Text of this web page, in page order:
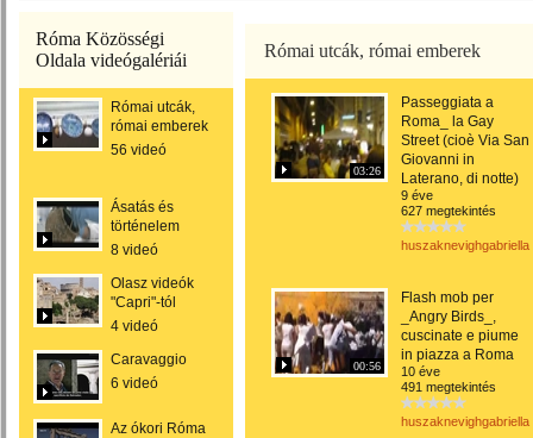
Róma Közösségi
Oldala videógalériái
Római utcák,
római emberek
56 videó
Ásatás és
történelem
8 videó
Olasz videók
"Capri"-tól
4 videó
Caravaggio
6 videó
Az ókori Róma
Római utcák, római emberek
03:26
Passeggiata a
Roma_ la Gay
Street (cioè Via San
Giovanni in
Laterano, di notte)
9 éve
627 megtekintés
huszaknevighgabriella
00:56
Flash mob per
_Angry Birds_,
cuscinate e piume
in piazza a Roma
10 éve
491 megtekintés
huszaknevighgabriella